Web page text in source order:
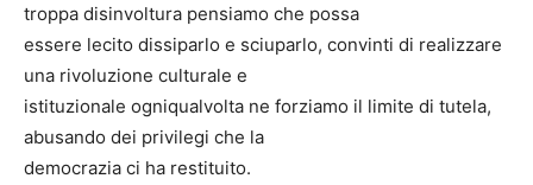
troppa disinvoltura pensiamo che possa
essere lecito dissiparlo e sciuparlo, convinti di realizzare
una rivoluzione culturale e
istituzionale ogniqualvolta ne forziamo il limite di tutela,
abusando dei privilegi che la
democrazia ci ha restituito.